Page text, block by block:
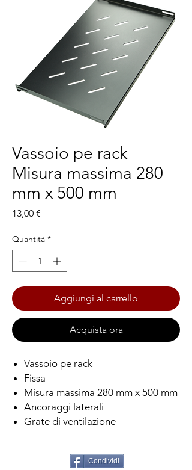
Vassoio pe rack
Misura massima 280
mm x 500 mm
13,00 €
Quantità *
Aggiungi al carrello
Acquista ora
Vassoio pe rack
Fissa
Misura massima 280 mm x 500 mm
Ancoraggi laterali
Grate di ventilazione
Condividi